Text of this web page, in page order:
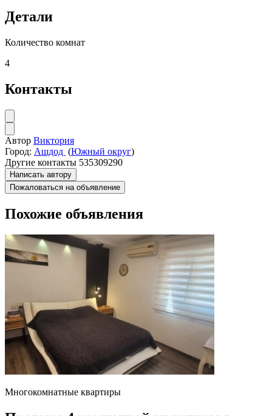
Детали
Количество комнат
4
Контакты
Автор Виктория
Город: Ашдод (Южный округ)
Другие контакты 535309290
Написать автору
Пожаловаться на объявление
Похожие объявления
Многокомнатные квартиры